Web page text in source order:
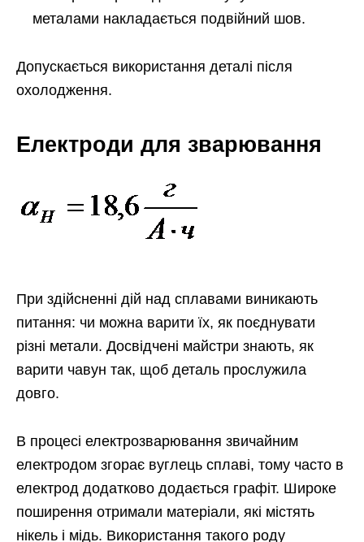
металами накладається подвійний шов.
Допускається використання деталі після
охолодження.
Електроди для зварювання
При здійсненні дій над сплавами виникають
питання: чи можна варити їх, як поєднувати
різні метали. Досвідчені майстри знають, як
варити чавун так, щоб деталь прослужила
довго.
В процесі електрозварювання звичайним
електродом згорає вуглець сплаві, тому часто в
електрод додатково додається графіт. Широке
поширення отримали матеріали, які містять
нікель і мідь. Використання такого роду